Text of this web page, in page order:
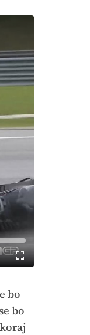
Celozaslonski
način
bo
bo